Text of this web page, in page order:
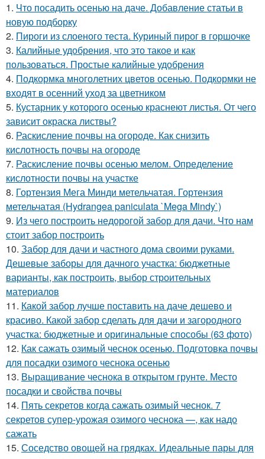
1. Что посадить осенью на даче. Добавление статьи в
новую подборку
2. Пироги из слоеного теста. Куриный пирог в горшочке
3. Калийные удобрения, что это такое и как
пользоваться. Простые калийные удобрения
4. Подкормка многолетних цветов осенью. Подкормки не
входят в осенний уход за цветником
5. Кустарник у которого осенью краснеют листья. От чего
зависит окраска листвы?
6. Раскисление почвы на огороде. Как снизить
кислотность почвы на огороде
7. Раскисление почвы осенью мелом. Определение
кислотности почвы на участке
8. Гортензия Мега Минди метельчатая. Гортензия
метельчатая (Hydrangea paniculata `Mega Mindy`)
9. Из чего построить недорогой забор для дачи. Что нам
стоит забор построить
10. Забор для дачи и частного дома своими руками.
Дешевые заборы для дачного участка: бюджетные
варианты, как построить, выбор строительных
материалов
11. Какой забор лучше поставить на даче дешево и
красиво. Какой забор сделать для дачи и загородного
участка: бюджетные и оригинальные способы (63 фото)
12. Как сажать озимый чеснок осенью. Подготовка почвы
для посадки озимого чеснока осенью
13. Выращивание чеснока в открытом грунте. Место
посадки и свойства почвы
14. Пять секретов когда сажать озимый чеснок. 7
секретов супер-урожая озимого чеснока —, как надо
сажать
15. Соседство овощей на грядках. Идеальные пары для